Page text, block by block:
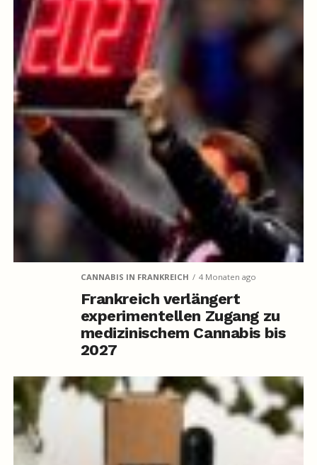
CANNABIS IN FRANKREICH 4 Monaten ago
Frankreich verlängert
experimentellen Zugang zu
medizinischem Cannabis bis
2027